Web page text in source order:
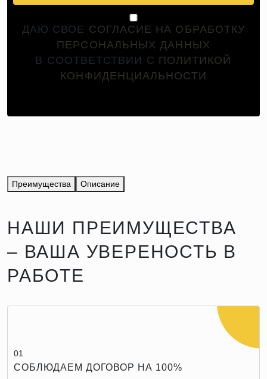
ДАЮ СВОЕ СОГЛАСИЕ НА ОБРАБОТКУ
ПЕРСОНАЛЬНЫХ ДАННЫХ
В СООТВЕТСТВИИ С ПОЛИТИКОЙ
КОНФИДЕНЦИАЛЬНОСТИ
Преимущества Описание
НАШИ ПРЕИМУЩЕСТВА
– ВАША УВЕРЕНОСТЬ В
РАБОТЕ
01
СОБЛЮДАЕМ ДОГОВОР НА 100%